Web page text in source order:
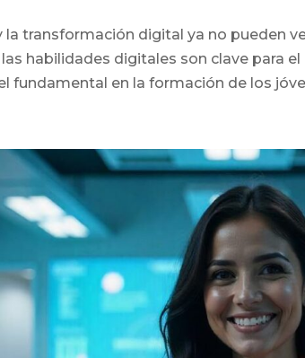
la transformación digital ya no pueden
habilidades digitales son clave para
fundamental en la formación de los